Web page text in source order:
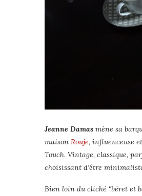
Jeanne Damas mène sa
maison Rouje, influenceuse
Touch. Vintage, classique,
choisissant d’être
Bien loin du cliché “béret et